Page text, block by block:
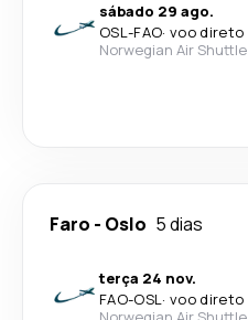
sábado 29 ago.
OSL-FAO· voo direto
Norwegian Air Shuttle
Faro - Oslo 5 dias
terça 24 nov.
FAO-OSL· voo direto